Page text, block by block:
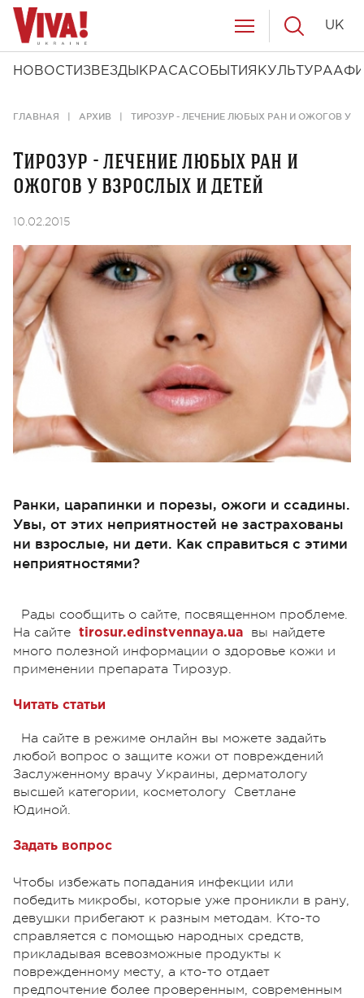
НОВОСТИ ЗВЕЗДЫ КРАСАСОБЫТИЯ КУЛЬТУРА
UK
ГЛАВНАЯ АРХИВ ТИРОЗУР - ЛЕЧЕНИЕ ЛЮБЫХ РАН И ОЖОГОВ У
Тирозур - лечение любых ран и
ожогов у взрослых и детей
10.02.2015
Ранки, царапинки и порезы, ожоги и ссадины.
Увы, от этих неприятностей не застрахованы
ни взрослые, ни дети. Как справиться с этими
неприятностями?
Рады сообщить о сайте, посвященном проблеме.
На сайте
tirosur.edinstvennaya.ua вы найдете
много полезной информации о здоровье кожи и
применении препарата Тирозур.
Читать статьи
На сайте в режиме онлайн вы можете задайть
любой вопрос о защите кожи от повреждений
Заслуженному врачу Украины, дерматологу
высшей категории, косметологу Светлане
Юдиной.
Задать вопрос
Чтобы избежать попадания инфекции или
победить микробы, которые уже проникли в рану,
девушки прибегают к разным методам. Кто-то
справляется с помощью народных средств,
прикладывая всевозможные продукты к
поврежденному месту, а кто-то отдает
предпочтение более проверенным, современным